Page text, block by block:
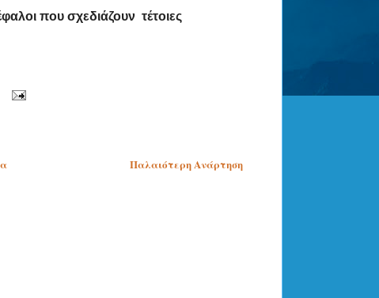
που σχεδιάζουν τέτοιες
Παλαιότερη Ανάρτηση